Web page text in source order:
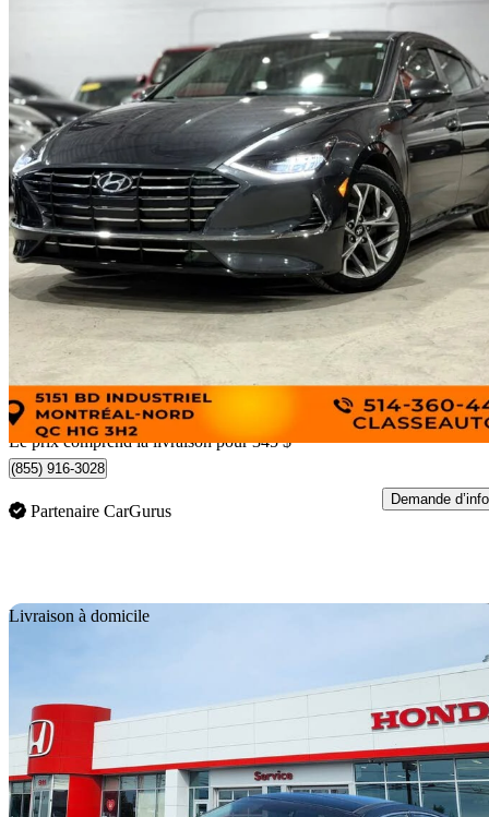
2021 Hyundai Sonata
Preferred FWD66 476 km
18 340 $ Affaire
322 $/mois env.
Livraison à domicile de Montreal, QC
Le prix comprend la livraison pour 345 $
(855) 916-3028
Partenaire CarGurus
Demande d’info
Livraison à domicile